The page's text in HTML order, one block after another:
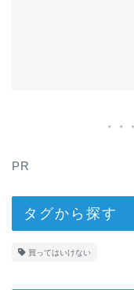
PR
タグから探す
買ってはいけない